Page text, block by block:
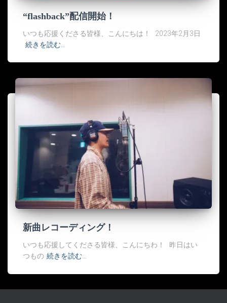
“flashback”配信開始！
いつも応援くださる皆様、こんにちは！ 2023年2月3日
続きを読む…
新曲レコーディング！
いつも応援してくださる皆様、こんにちわ！ 昨日はい
つもの 続きを読む…